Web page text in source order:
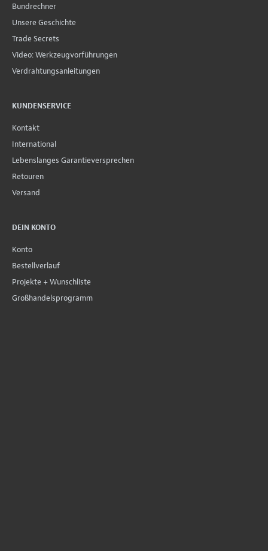
Bundrechner
Unsere Geschichte
Trade Secrets
Video: Werkzeugvorführungen
Verdrahtungsanleitungen
KUNDENSERVICE
Kontakt
International
Lebenslanges Garantieversprechen
Retouren
Versand
DEIN KONTO
Konto
Bestellverlauf
Projekte + Wunschliste
Großhandelsprogramm